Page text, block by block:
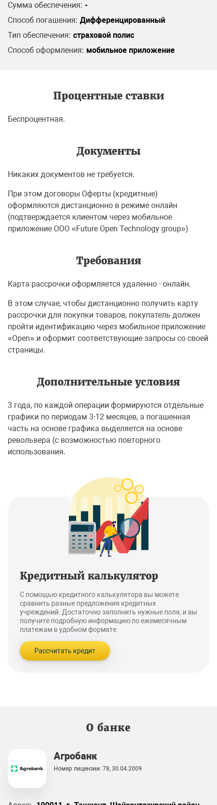
Сумма обеспечения: -
Способ погашения: Дифференцированный
Тип обеспечения: страховой полис
Способ оформления: мобильное приложение
Процентные ставки
Беспроцентная.
Документы
Никаких документов не требуется.
При этом договоры Оферты (кредитные)
оформляются дистанционно в режиме онлайн
(подтверждается клиентом через мобильное
приложение ООО «Future Open Technology group»)
Требования
Карта рассрочки оформляется удаленно - онлайн.
В этом случае, чтобы дистанционно получить карту
рассрочки для покупки товаров, покупатель должен
пройти идентификацию через мобильное приложение
«Open» и оформит соответствующие запросы со своей
страницы.
Дополнительные условия
3 года, по каждой операции формируются отдельные
графики по периодам 3-12 месяцев, а погашенная
часть на основе графика выделяется на основе
револьвера (с возможностью повторного
использования.
Кредитный калькулятор
С помощью кредитного калькулятора вы можете
сравнить разные предложения кредитных
учреждений. Достаточно заполнить нужные поля, и вы
получите подробную информацию по ежемесячным
платежам в удобном формате.
Рассчитать кредит
О банке
Агробанк
Номер лицензии: 78, 30.04.2009